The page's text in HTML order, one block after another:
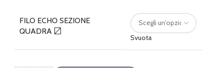
FILO ECHO SEZIONE
QUADRA 〼
Svuota